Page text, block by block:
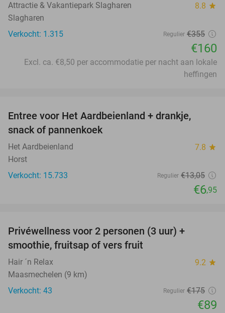
Attractie & Vakantiepark Slagharen 8.8 star
Slagharen
Verkocht: 1.315
Regulier €355
€160
Excl. ca. €8,50 per accommodatie per nacht aan lokale
heffingen
Entree voor Het Aardbeienland + drankje,
snack of pannenkoek
Het Aardbeienland 7.8 star
Horst
Verkocht: 15.733
Regulier €13,05
€6,95
Privéwellness voor 2 personen (3 uur) +
smoothie, fruitsap of vers fruit
Hair ´n Relax 9.2 star
Maasmechelen (9 km)
Verkocht: 43
Regulier €175
€89